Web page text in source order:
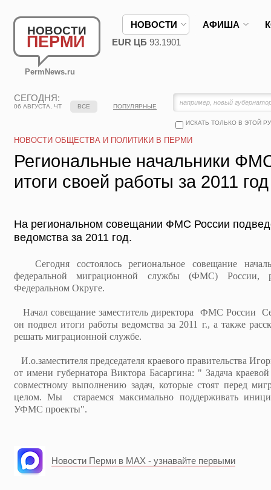
НОВОСТИ
ПЕРМИ
PermNews.ru
НОВОСТИ АФИША
EUR ЦБ 93.1901
СЕГОДНЯ:
06 АВГУСТА, ЧТ
ИСКАТЬ ТОЛЬКО В ЭТОЙ
ВСЕ ПОПУЛЯРНЫЕ
НОВОСТИ ОБЩЕСТВА И ПОЛИТИКИ В ПЕРМИ
Региональные начальники
итоги своей работы за 2011 год
На региональном совещании ФМС России
ведомства за 2011 год.
Сегодня состоялось региональное совещание
федеральной миграционной службы (ФМС) России,
Федеральном Округе.
Начал совещание заместитель директора ФМС России
он подвел итоги работы ведомства за 2011 г., а также
решать миграционной службе.
И.о.заместителя председателя краевого правительства
от имени губернатора Виктора Басаргина: " Задача краевой
совместному выполнению задач, которые стоят перед
целом. Мы стараемся максимально поддерживать
УФМС проекты".
Новости Перми в MAX - узнавайте первыми